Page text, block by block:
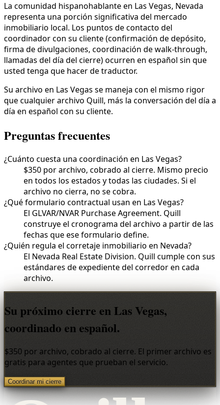
La comunidad hispanohablante en Las Vegas, Nevada
representa una porción significativa del mercado
inmobiliario local. Los puntos de contacto del
coordinador con su cliente (confirmación de depósito,
firma de divulgaciones, coordinación de walk-through,
llamadas del día del cierre) ocurren en español sin que
usted tenga que hacer de traductor.
Su archivo en Las Vegas se maneja con el mismo rigor
que cualquier archivo Quill, más la conversación del día a
día en español con su cliente.
Preguntas frecuentes
¿Cuánto cuesta una coordinación en Las Vegas?
$350 por archivo, cobrado al cierre. Mismo precio
en todos los estados y todas las ciudades. Si el
archivo no cierra, no se cobra.
¿Qué formulario contractual usan en Las Vegas?
El GLVAR/NVAR Purchase Agreement. Quill
construye el cronograma del archivo a partir de las
fechas que ese formulario define.
¿Quién regula el corretaje inmobiliario en Nevada?
El Nevada Real Estate Division. Quill cumple con sus
estándares de expediente del corredor en cada
archivo.
Su próximo cierre en Las Vegas,
coordinado en español.
$350 por archivo, cobrado al cierre. El primer archivo es
gratis para agentes que prueban el servicio.
Coordinar mi cierre